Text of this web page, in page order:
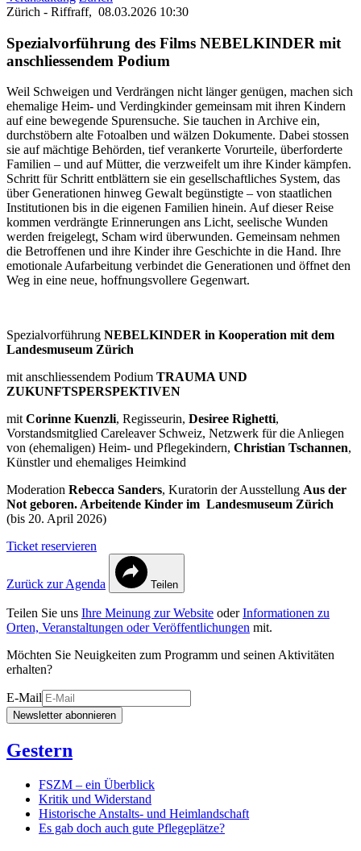
Zürich - Riffraff, 08.03.2026 10:30
Spezialvorführung des Films NEBELKINDER mit
anschliessendem Podium
Weil Schweigen und Verdrängen nicht länger genügen, machen sich
ehemalige Heim- und Verdingkinder gemeinsam mit ihren Kindern
auf eine bewegende Spurensuche. Sie tauchen in Archive ein,
durchstöbern alte Fotoalben und wälzen Dokumente. Dabei stossen
sie auf mächtige Behörden, tief verankerte Vorurteile, überforderte
Familien – und auf Mütter, die verzweifelt um ihre Kinder kämpfen.
Schritt für Schritt entblättern sie ein gesellschaftliches System, das
über Generationen hinweg Gewalt begünstigte – von staatlichen
Institutionen bis in die eigenen Familien hinein. Auf dieser Reise
kommen verdrängte Erinnerungen ans Licht, seelische Wunden
werden freigelegt, Scham wird überwunden. Gemeinsam nehmen
die Betroffenen und ihre Kinder ihre Geschichte in die Hand. Ihre
emotionale Aufarbeitung verbindet die Generationen und öffnet den
Weg in eine neue, hoffnungsvollere Gegenwart.
Spezialvorführung NEBELKINDER in Kooperation mit dem
Landesmuseum Zürich
mit anschliessendem Podium TRAUMA UND
ZUKUNFTSPERSPEKTIVEN
mitCorinne Kuenzli, Regisseurin, Desiree Righetti,
Vorstandsmitglied Careleaver Schweiz, Netzwerk für die Anliegen
von (ehemaligen) Heim- und Pflegekindern, Christian Tschannen,
Künstler und ehemaliges Heimkind
Moderation Rebecca Sanders, Kuratorin der Ausstellung Aus der
Not geboren. Arbeitende Kinder im Landesmuseum Zürich
(bis 20. April 2026)
Ticket reservieren
Zurück zur Agenda Teilen
Teilen Sie uns Ihre Meinung zur Website oderInformationen zu
Orten, Veranstaltungen oder Veröffentlichungen mit.
Möchten Sie Neuigkeiten zum Programm und seinen Aktivitäten
erhalten?
E-Mail
Newsletter abonnieren
Gestern
FSZM – ein Überblick
Kritik und Widerstand
Historische Anstalts- und Heimlandschaft
Es gab doch auch gute Pflegeplätze?